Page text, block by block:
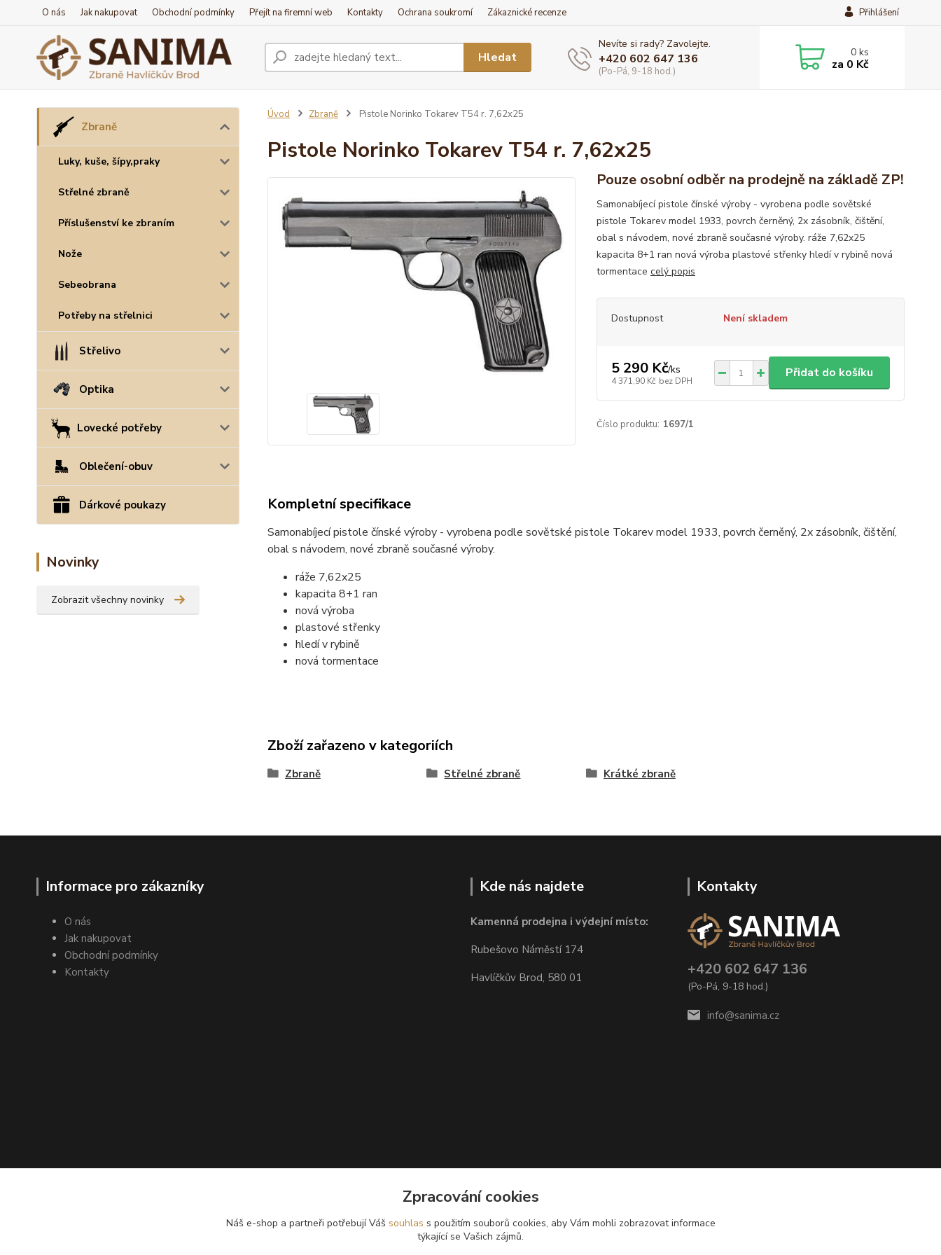
O nás Jak nakupovat Obchodní podmínky Přejít na firemní web Kontakty Ochrana soukromí Zákaznické recenze Přihlášení
Hledat
Nevíte si rady? Zavolejte.
+420 602 647 136
(Po-Pá, 9-18 hod.)
0ks
za 0 Kč
Zbraně
Luky, kuše, šípy,praky
Střelné zbraně
Příslušenství ke zbraním
Nože
Sebeobrana
Potřeby na střelnici
Střelivo
Optika
Lovecké potřeby
Oblečení-obuv
Dárkové poukazy
Novinky
Zobrazit všechny novinky
Úvod Zbraně Pistole Norinko Tokarev T54 r. 7,62x25
Pistole Norinko Tokarev T54 r. 7,62x25
Pouze osobní odběr na prodejně na základě ZP!
Samonabíjecí pistole čínské výroby - vyrobena podle sovětské
pistole Tokarev model 1933, povrch černěný, 2x zásobník, čištění,
obal s návodem, nové zbraně současné výroby. ráže 7,62x25
kapacita 8+1 ran nová výroba plastové střenky hledí v rybině nová
tormentace celý popis
Dostupnost Není skladem
5 290 Kč/ks
4 371,90 Kč bez DPH
Přidat do košíku
Číslo produktu: 1697/1
Kompletní specifikace
Samonabíjecí pistole čínské výroby - vyrobena podle sovětské pistole Tokarev model 1933, povrch černěný, 2x zásobník, čištění,
obal s návodem, nové zbraně současné výroby.
ráže 7,62x25
kapacita 8+1 ran
nová výroba
plastové střenky
hledí v rybině
nová tormentace
Zboží zařazeno v kategoriích
Zbraně Střelné zbraně Krátké zbraně
Informace pro zákazníky
O nás
Jak nakupovat
Obchodní podmínky
Kontakty
Kde nás najdete
Kamenná prodejna i výdejní místo:
Rubešovo Náměstí 174
Havlíčkův Brod, 580 01
Kontakty
+420 602 647 136
(Po-Pá, 9-18 hod.)
info@sanima.cz
Zpracování cookies
Náš e-shop a partneři potřebují Váš souhlas s použitím souborů cookies, aby Vám mohli zobrazovat informace
týkající se Vašich zájmů.